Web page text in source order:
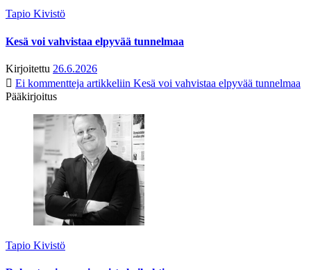
Tapio Kivistö
Kesä voi vahvistaa elpyvää tunnelmaa
Kirjoitettu 26.6.2026
Ei kommentteja artikkeliin Kesä voi vahvistaa elpyvää tunnelmaa
Pääkirjoitus
Tapio Kivistö